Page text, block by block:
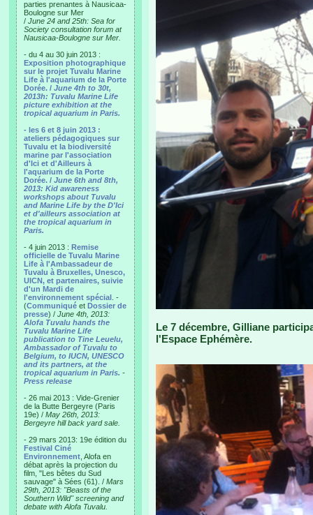
parties prenantes à Nausicaa-
Boulogne sur Mer
/ June 24 and 25th: Sea for
Society consultation forum at
Nausicaa-Boulogne sur Mer.
- du 4 au 30 juin 2013 :
Exposition photographique
sur le projet Tuvalu Marine
Life à l'aquarium de la Porte
Dorée. / June 4th to 30t,
2013h: Tuvalu Marine Life
picture exhibition at the
tropical aquarium in Paris.
- les 6 et 8 juin 2013 :
ateliers pédagogiques sur
Tuvalu et la biodiversité
marine par l'association
d'Ici et d'Ailleurs à
l'aquarium de la Porte
Dorée. / June 6th and 8th,
2013: Kid awareness
workshops about Tuvalu
and Marine Life by the D'Ici
et d'ailleurs association at
the tropical aquarium in
Paris.
- 4 juin 2013 : Remise
officielle de Tuvalu Marine
Life à l'Ambassadeur de
Tuvalu à Bruxelles, Unesco,
UICN, et partenaires, suivie
d'un Mardi de
l'environnement spécial . -
(Communiqué et Dossier de
presse) / June 4th, 2013:
Alofa Tuvalu hands the
Tuvalu Marine Life
publication to Tine Leuelu,
Ambassador of Tuvalu to
Belgium, to IUCN, UNESCO
and its partners, at the
tropical aquarium in Paris. -
Press release
- 26 mai 2013 : Vide-Grenier
de la Butte Bergeyre (Paris
19e) / May 26th, 2013:
Bergeyre hill back yard sale.
- 29 mars 2013: 19e édition du
Festival Ciné
Environnement , Alofa en
débat après la projection du
film, "Les bêtes du Sud
sauvage" à Sées (61). / Mars
29th, 2013: "Beasts of the
Southern Wild" screening and
debate with Alofa Tuvalu.
Le 7 décembre, Gilliane
l'Espace Ephémère.